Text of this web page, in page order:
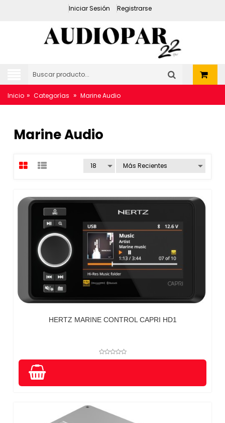
Iniciar Sesión Registrarse
Inicio » Categorías » Marine Audio
Marine Audio
HERTZ MARINE CONTROL CAPRI HD1